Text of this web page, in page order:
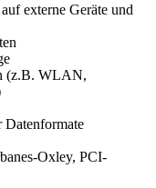
externe Geräte und
(z.B. WLAN,
Datenformate
Oxley, PCI-